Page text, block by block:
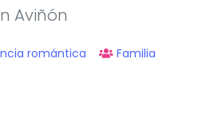
Aviñón
romántica Familia